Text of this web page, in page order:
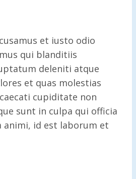
et iusto odio
qui blanditiis
deleniti atque
et quas molestias
cupiditate non
sunt in culpa qui officia
id est laborum et